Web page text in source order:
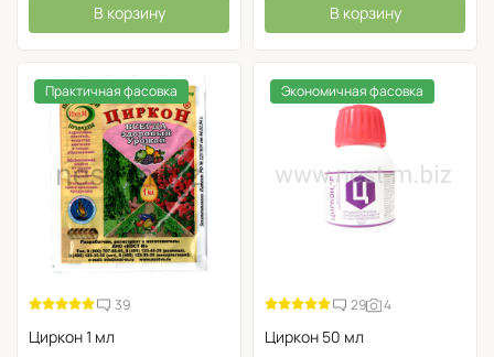
В корзину В корзину
Практичная фасовка
39
Циркон 1 мл
Экономичная фасовка
29 4
Циркон 50 мл